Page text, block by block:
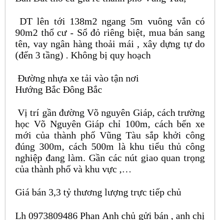
DT lên tới 138m2 ngang 5m vuông vắn có
90m2 thổ cư - Sổ đỏ riêng biệt, mua bán sang
tên, vay ngân hàng thoải mái , xây dựng tự do
(đến 3 tầng) . Không bị quy hoạch
Đường nhựa xe tải vào tận nơi
Hướng Bắc Đông Bắc
Vị trí gần đường Võ nguyên Giáp, cách trường
học Võ Nguyên Giáp chỉ 100m, cách bến xe
mới của thành phố Vũng Tàu sắp khởi công
đúng 300m, cách 500m là khu tiểu thủ công
nghiệp đang làm. Gần các nút giao quan trọng
của thành phố và khu vực ,…
Giá bán 3,3 tỷ thương lượng trực tiếp chủ
Lh 0973809486 Phan Anh chủ gửi bán , anh chị